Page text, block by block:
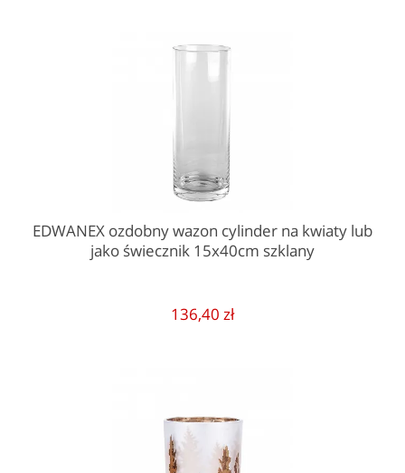
EDWANEX ozdobny wazon cylinder na kwiaty lub
jako świecznik 15x40cm szklany
136,40 zł